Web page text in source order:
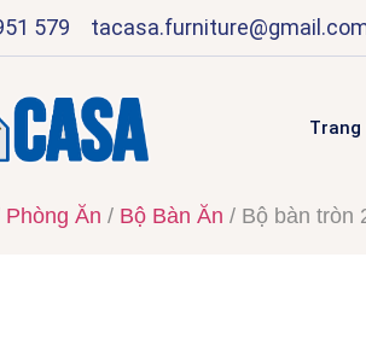
579
Trang
Phòng Ăn / Bộ Bàn Ăn / Bộ bàn tròn